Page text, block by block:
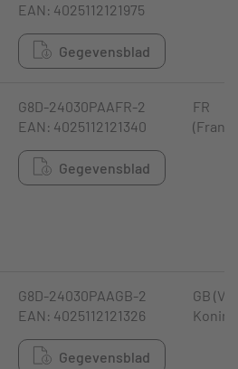
EAN: 4025112121975
Gegevensblad
G8D-24030PAAFR-2
EAN: 4025112121340
Gegevensblad
FR
G8D-24030PAAGB-2
EAN: 4025112121326
Gegevensblad
GB